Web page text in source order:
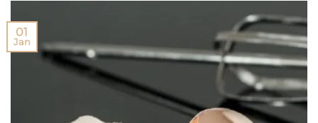
01
Jan